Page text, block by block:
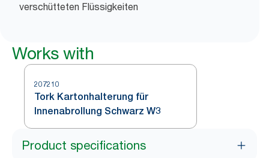
verschütteten Flüssigkeiten
Works with
207210
Tork Kartonhalterung für
Innenabrollung Schwarz W3
Product specifications